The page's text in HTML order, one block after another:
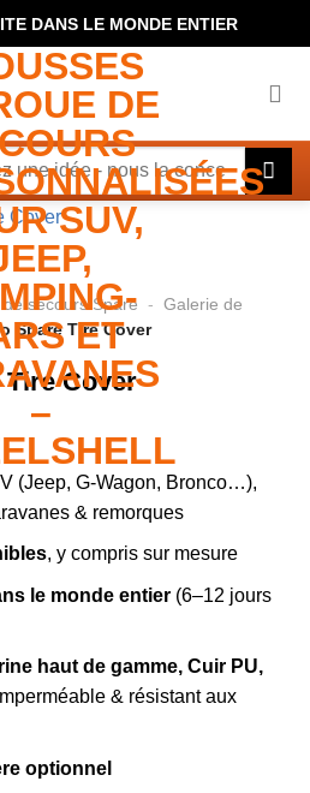
DANS LE MONDE ENTIER
secours Spare -
Galerie de
Spare Tire Cover
Tire Cover
(Jeep, G-Wagon, Bronco…),
& remorques
, y compris sur mesure
le monde entier(6–12 jours
haut de gamme, Cuir PU,
& résistant aux
optionnel